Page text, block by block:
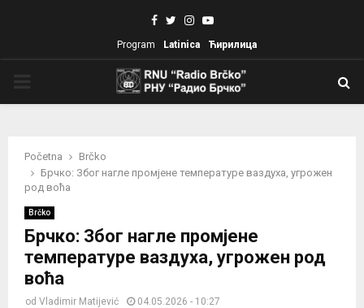
Facebook
TwitterInstagram
Youtube
Program Latinica Ћирилица
Početna
Brčko
Брчко: Због нагле промјене температуре ваздуха, угрожен
род воћа
Brčko
Брчко: Због нагле промјене
температуре ваздуха, угрожен род
воћа
od Vladimir Matijević 04.05.2026 - 10:27